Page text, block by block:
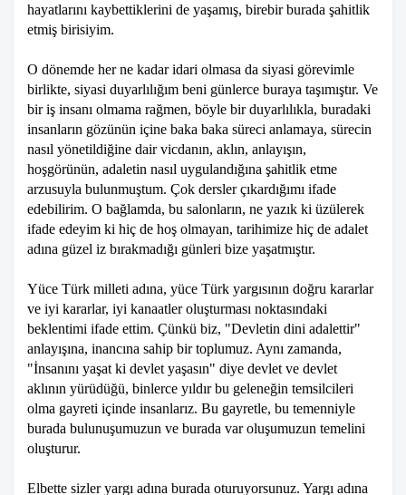
hayatlarını kaybettiklerini de yaşamış, birebir burada şahitlik
etmiş birisiyim.
O dönemde her ne kadar idari olmasa da siyasi görevimle
birlikte, siyasi duyarlılığım beni günlerce buraya taşımıştır. Ve
bir iş insanı olmama rağmen, böyle bir duyarlılıkla, buradaki
insanların gözünün içine baka baka süreci anlamaya, sürecin
nasıl yönetildiğine dair vicdanın, aklın, anlayışın,
hoşgörünün, adaletin nasıl uygulandığına şahitlik etme
arzusuyla bulunmuştum. Çok dersler çıkardığımı ifade
edebilirim. O bağlamda, bu salonların, ne yazık ki üzülerek
ifade edeyim ki hiç de hoş olmayan, tarihimize hiç de adalet
adına güzel iz bırakmadığı günleri bize yaşatmıştır.
Yüce Türk milleti adına, yüce Türk yargısının doğru kararlar
ve iyi kararlar, iyi kanaatler oluşturması noktasındaki
beklentimi ifade ettim. Çünkü biz, "Devletin dini adalettir"
anlayışına, inancına sahip bir toplumuz. Aynı zamanda,
"İnsanını yaşat ki devlet yaşasın" diye devlet ve devlet
aklının yürüdüğü, binlerce yıldır bu geleneğin temsilcileri
olma gayreti içinde insanlarız. Bu gayretle, bu temenniyle
burada bulunuşumuzun ve burada var oluşumuzun temelini
oluşturur.
Elbette sizler yargı adına burada oturuyorsunuz. Yargı adına